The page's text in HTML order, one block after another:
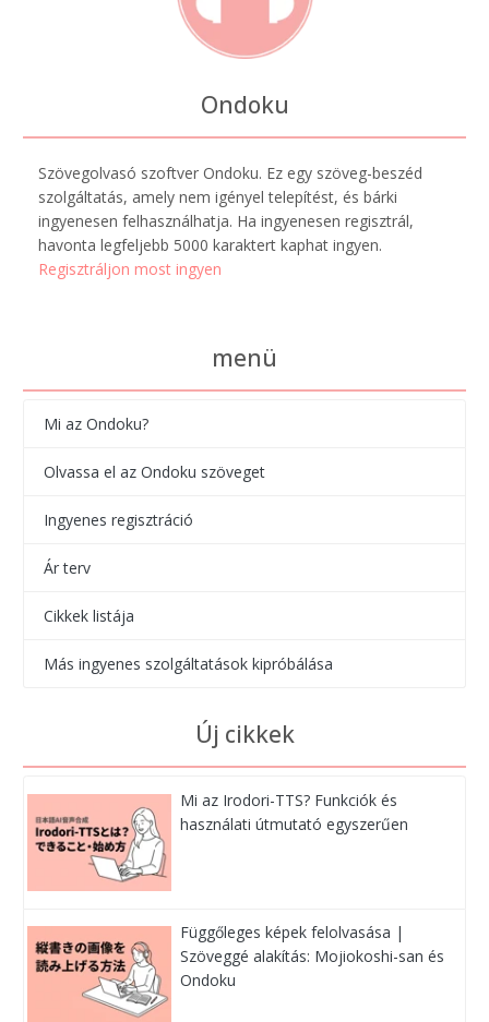
Ondoku
Szövegolvasó szoftver Ondoku. Ez egy szöveg-beszéd
szolgáltatás, amely nem igényel telepítést, és bárki
ingyenesen felhasználhatja. Ha ingyenesen regisztrál,
havonta legfeljebb 5000 karaktert kaphat ingyen.
Regisztráljon most ingyen
menü
Mi az Ondoku?
Olvassa el az Ondoku szöveget
Ingyenes regisztráció
Ár terv
Cikkek listája
Más ingyenes szolgáltatások kipróbálása
Új cikkek
Mi az Irodori-TTS? Funkciók és
használati útmutató egyszerűen
Függőleges képek felolvasása |
Szöveggé alakítás: Mojiokoshi-san és
Ondoku